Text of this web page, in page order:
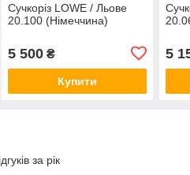
Сучкоріз LOWE / Льове
20.100 (Німеччина)
5 500₴
Купити
5
за рік